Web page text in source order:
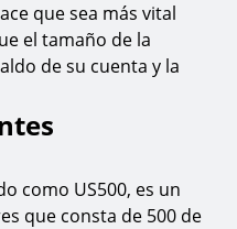
que sea más vital
el tamaño de la
de su cuenta y la
como US500, es un
que consta de 500 de